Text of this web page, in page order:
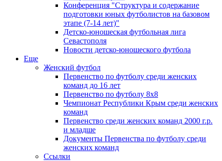
Конференция "Структура и содержание
подготовки юных футболистов на базовом
этапе (7-14 лет)"
Детско-юношеская футбольная лига
Севастополя
Новости детско-юношеского футбола
Еще
Женский футбол
Первенство по футболу среди женских
команд до 16 лет
Первенство по футболу 8х8
Чемпионат Республики Крым среди женских
команд
Первенство среди женских команд 2000 г.р.
и младше
Документы Первенства по футболу среди
женских команд
Ссылки